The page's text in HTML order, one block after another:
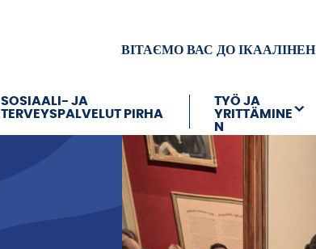
ВІТАЄМО ВАС ДО ІКААЛІНЕН
SOSIAALI- JA
TERVEYSPALVELUT PIRHA
TYÖ JA
YRITTÄMINE
N